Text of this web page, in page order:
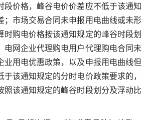
段价格，峰谷电价价差应不低于该通知
；市场交易合同未申报用电曲线或未形
时购电价格按该通知规定的峰谷时段划
电网企业代理购电用户代理购电合同未
业用电优惠政策，以及申报用电曲线但
该通知规定的分时电价政策要求的，
照该通知规定的峰谷时段划分及浮动比